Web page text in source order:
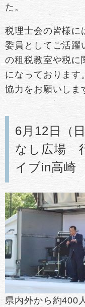
た。
税理士会の皆様に
委員としてご活躍
の租税教室や税に
になっております
協力をお願いしま
6月12日（
なし広場
イブin高崎
県内外から約400